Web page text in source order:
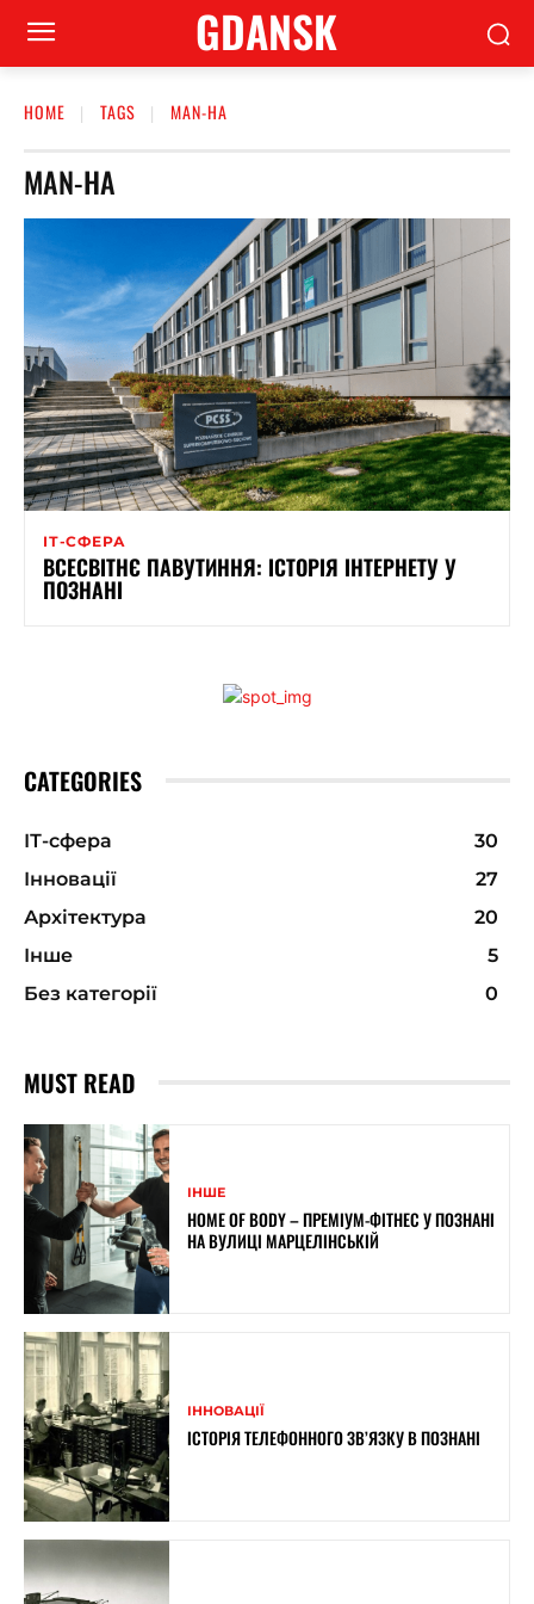
GDANSK
HOME TAGS MAN-HA
MAN-HA
ІТ-СФЕРА
ВСЕСВІТНЄ ПАВУТИННЯ: ІСТОРІЯ ІНТЕРНЕТУ У
ПОЗНАНІ
CATEGORIES
ІТ-сфера
30
Інновації
27
Архітектура
20
Інше
5
Без категорії
0
MUST READ
ІНШЕ
HOME OF BODY – ПРЕМІУМ-ФІТНЕС У ПОЗНАНІ
НА ВУЛИЦІ МАРЦЕЛІНСЬКІЙ
ІННОВАЦІЇ
ІСТОРІЯ ТЕЛЕФОННОГО ЗВ’ЯЗКУ В ПОЗНАНІ